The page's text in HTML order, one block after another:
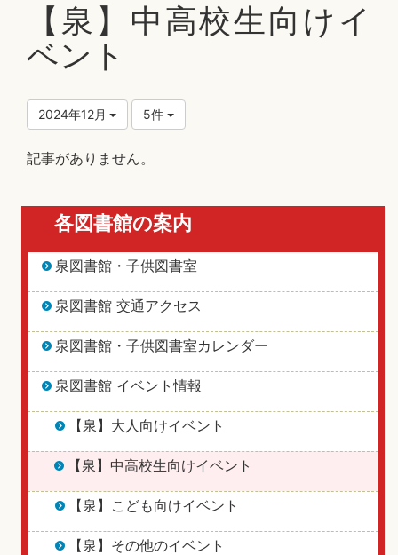
【泉】中高校生向けイ
ベント
2024年12月 5件
記事がありません。
各図書館の案内
泉図書館・子供図書室
泉図書館 交通アクセス
泉図書館・子供図書室カレンダー
泉図書館 イベント情報
【泉】大人向けイベント
【泉】中高校生向けイベント
【泉】こども向けイベント
【泉】その他のイベント